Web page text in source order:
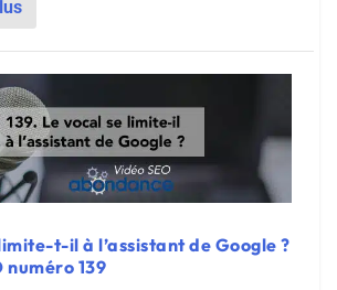
t-il à l’assistant de Google ?
numéro 139